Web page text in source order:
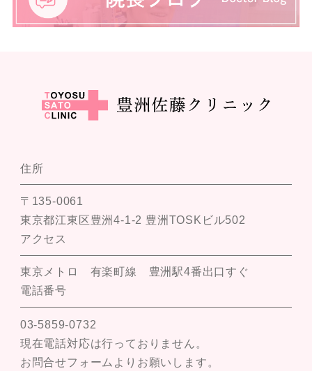
住所
〒135-0061
東京都江東区豊洲4-1-2 豊洲TOSKビル502
アクセス
東京メトロ 有楽町線 豊洲駅4番出口すぐ
電話番号
03-5859-0732
現在電話対応は行っておりません。
お問合せフォームよりお願いします。